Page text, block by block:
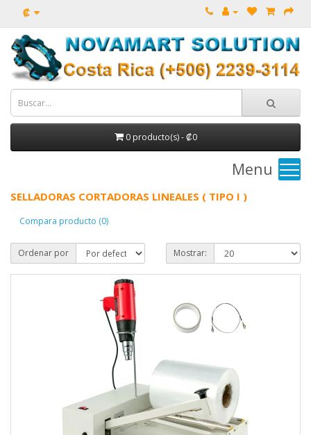
₡
0 producto(s) - ₡0
Menu
SELLADORAS CORTADORAS LINEALES ( TIPO I )
Compara producto (0)
Ordenar por Mostrar: